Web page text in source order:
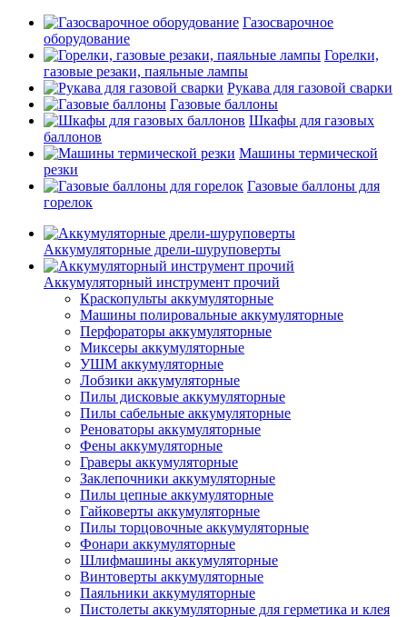
Газосварочное
оборудование
Горелки,
газовые резаки, паяльные лампы
Рукава для газовой сварки
Газовые баллоны
Шкафы для газовых
баллонов
Машины термической
резки
Газовые баллоны для
горелок
Аккумуляторные дрели-шуруповерты
Аккумуляторный инструмент прочий
Краскопульты аккумуляторные
Машины полировальные аккумуляторные
Перфораторы аккумуляторные
Миксеры аккумуляторные
УШМ аккумуляторные
Лобзики аккумуляторные
Пилы дисковые аккумуляторные
Пилы сабельные аккумуляторные
Реноваторы аккумуляторные
Фены аккумуляторные
Граверы аккумуляторные
Заклепочники аккумуляторные
Пилы цепные аккумуляторные
Гайковерты аккумуляторные
Пилы торцовочные аккумуляторные
Фонари аккумуляторные
Шлифмашины аккумуляторные
Винтоверты аккумуляторные
Паяльники аккумуляторные
Пистолеты аккумуляторные для герметика и клея